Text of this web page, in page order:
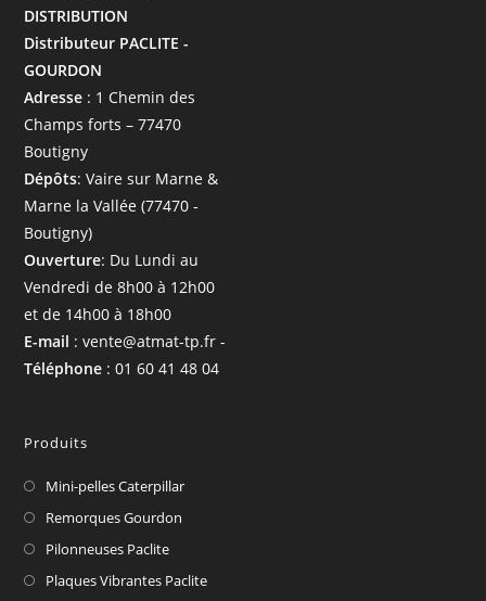
DISTRIBUTION
Distributeur PACLITE -
GOURDON
Adresse : 1 Chemin des
Champs forts – 77470
Boutigny
Dépôts: Vaire sur Marne &
Marne la Vallée (77470 -
Boutigny)
Ouverture: Du Lundi au
Vendredi de 8h00 à 12h00
et de 14h00 à 18h00
E-mail : vente@atmat-tp.fr -
Téléphone : 01 60 41 48 04
Produits
Mini-pelles Caterpillar
Remorques Gourdon
Pilonneuses Paclite
Plaques Vibrantes Paclite